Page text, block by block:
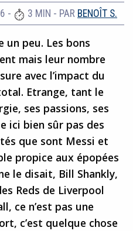
- 3 MIN - PAR BENOÎT S.
un peu. Les bons
mais leur nombre
avec l’impact du
Etrange, tant le
ses passions, ses
ici bien sûr pas des
que sont Messi et
propice aux épopées
le disait, Bill Shankly,
Reds de Liverpool
ce n’est pas une
c’est quelque chose